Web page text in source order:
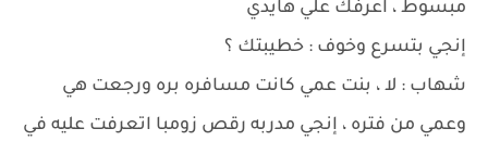
مبسوط ، اعرفك علي هايدي
إنجي بتسرع وخوف : خطيبتك ؟
شهاب : لا ، بنت عمي كانت مسافره بره ورجعت هي
وعمي من فتره ، إنجي مدربه رقص زومبا اتعرفت عليه في